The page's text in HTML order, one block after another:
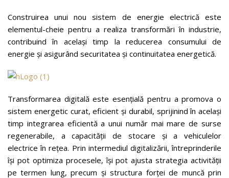
Construirea unui nou sistem de energie electrică este
elementul-cheie pentru a realiza transformări în industrie,
contribuind în același timp la reducerea consumului de
energie și asigurând securitatea și continuitatea energetică.
Transformarea digitală este esențială pentru a promova o
sistem energetic curat, eficient și durabil, sprijinind în același
timp integrarea eficientă a unui număr mai mare de surse
regenerabile, a capacității de stocare și a vehiculelor
electrice în rețea. Prin intermediul digitalizării, întreprinderile
își pot optimiza procesele, își pot ajusta strategia activității
pe termen lung, precum și structura forței de muncă prin